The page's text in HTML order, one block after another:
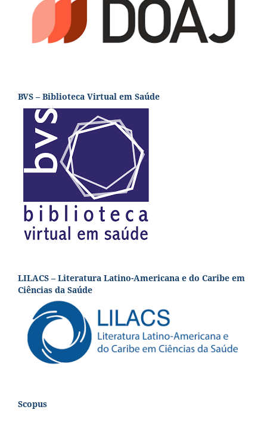
BVS – Biblioteca Virtual em Saúde
LILACS – Literatura Latino-Americana e do Caribe em
Ciências da Saúde
Scopus